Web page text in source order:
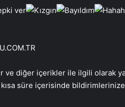
ver
ve diğer içerikler ile ilgili olarak
süre içerisinde bildirimlerinize